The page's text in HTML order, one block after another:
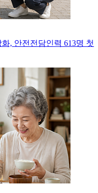
, 안전전담인력 613명 첫